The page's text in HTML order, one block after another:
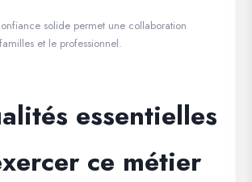
solide permet une collaboration
et le professionnel.
essentielles
ce métier